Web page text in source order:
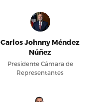
Carlos Johnny Méndez
Núñez
Presidente Cámara de
Representantes